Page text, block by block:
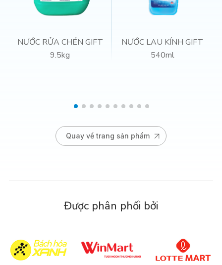
NƯỚC RỬA CHÉN GIFT
9.5kg
NƯỚC LAU KÍNH GIFT
540ml
Quay về trang sản phẩm
Được phân phối bởi